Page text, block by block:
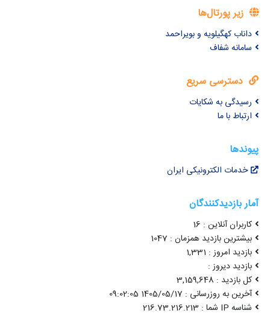
زیر پورتال‌ها
داناب کهگیلویه و بویراحمد
سامانه شفاف
دسترسی سریع
رسیدگی به شکایات
ارتباط با ما
پیوندها
خدمات الکترونیکی ایران
آمار بازدیدکنندگان
کاربران آنلاین : 16
بیشترین بازدید همزمان : 1047
بازدید امروز : 1,331
بازدید دیروز :
کل بازدید : 3,159,648
آخرین به روزرسانی : 1405/05/17 09:02:05
شناسه IP شما : 216.73.216.213